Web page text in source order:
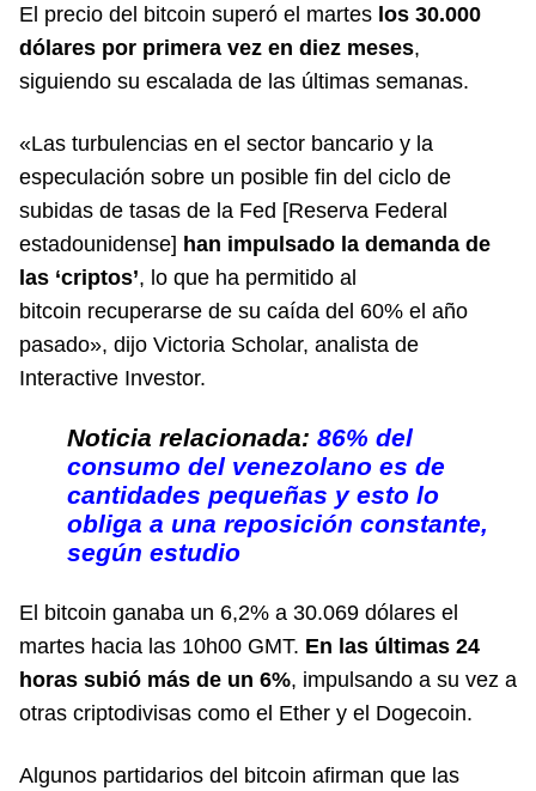
El precio del bitcoin superó el martes los 30.000
dólares por primera vez en diez meses,
siguiendo su escalada de las últimas semanas.
«Las turbulencias en el sector bancario y la
especulación sobre un posible fin del ciclo de
subidas de tasas de la Fed [Reserva Federal
estadounidense] han impulsado la demanda de
las ‘criptos’, lo que ha permitido al
bitcoin recuperarse de su caída del 60% el año
pasado», dijo Victoria Scholar, analista de
Interactive Investor.
Noticia relacionada: 86% del
consumo del venezolano es de
cantidades pequeñas y esto lo
obliga a una reposición constante,
según estudio
El bitcoin ganaba un 6,2% a 30.069 dólares el
martes hacia las 10h00 GMT. En las últimas 24
horas subió más de un 6%, impulsando a su vez a
otras criptodivisas como el Ether y el Dogecoin.
Algunos partidarios del bitcoin afirman que las